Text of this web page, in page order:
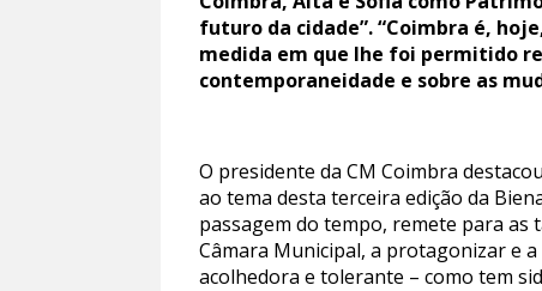
futuro da cidade”. “Coimbra é,
medida em que lhe foi permitido
contemporaneidade e sobre as
O presidente da CM Coimbra
ao tema desta terceira edição da
passagem do tempo, remete para as
Câmara Municipal, a protagonizar e
acolhedora e tolerante – como tem